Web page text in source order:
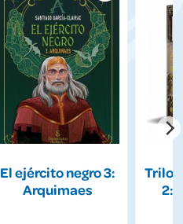
El ejército negro 3:
Arquimaes
2: